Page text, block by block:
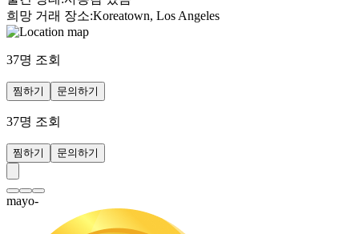
희망 거래 장소:Koreatown, Los Angeles
37명 조회
찜하기 문의하기
37명 조회
찜하기 문의하기
mayo-